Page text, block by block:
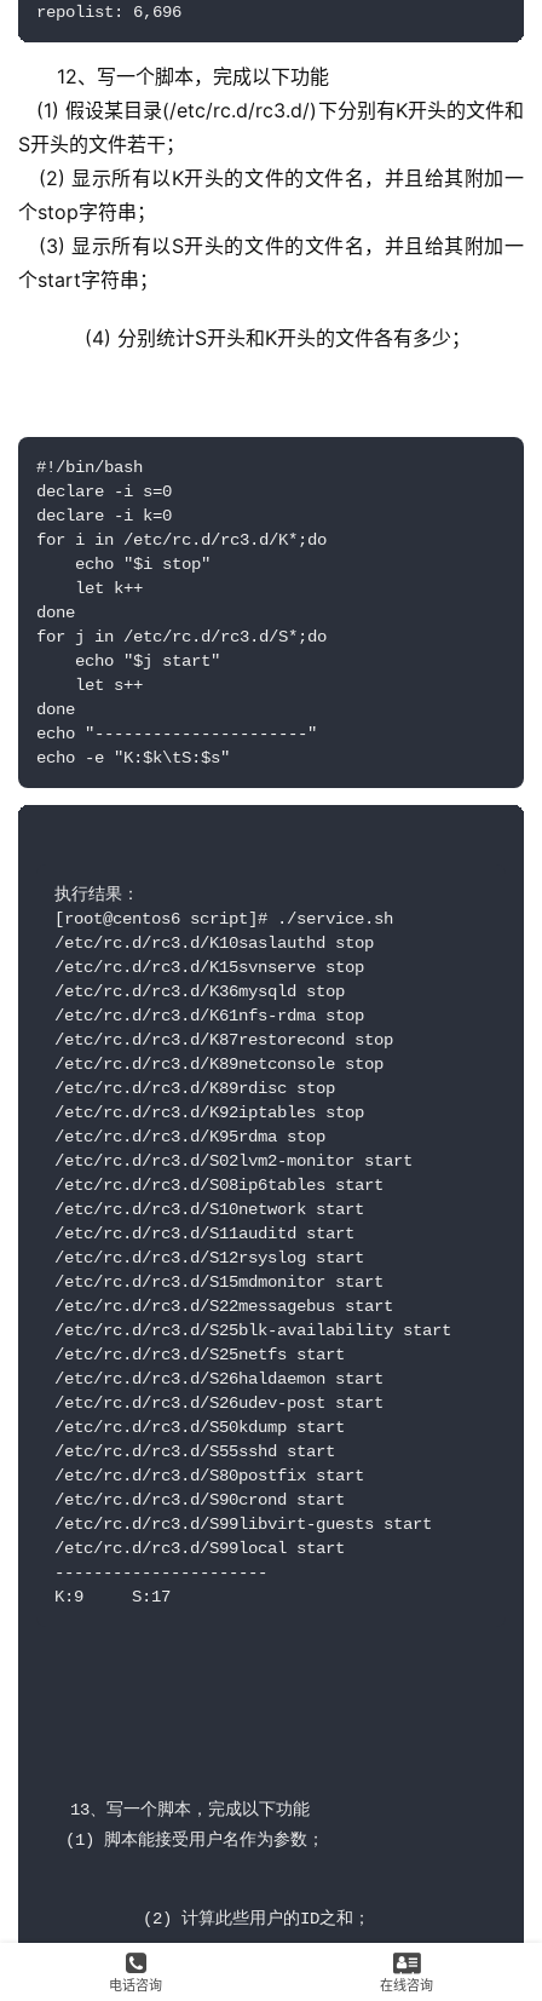
repolist: 6,696
12、写一个脚本，完成以下功能
(1) 假设某目录(/etc/rc.d/rc3.d/)下分别有K开头的文件和
S开头的文件若干；
(2) 显示所有以K开头的文件的文件名，并且给其附加一
个stop字符串；
(3) 显示所有以S开头的文件的文件名，并且给其附加一
个start字符串；
	   (4) 分别统计S开头和K开头的文件各有多少；
#!/bin/bash
declare -i s=0
declare -i k=0
for i in /etc/rc.d/rc3.d/K*;do
    echo "$i stop"
    let k++
done
for j in /etc/rc.d/rc3.d/S*;do
    echo "$j start"
    let s++
done
echo "----------------------"
echo -e "K:$k\tS:$s"
执行结果：
[root@centos6 script]# ./service.sh
/etc/rc.d/rc3.d/K10saslauthd stop
/etc/rc.d/rc3.d/K15svnserve stop
/etc/rc.d/rc3.d/K36mysqld stop
/etc/rc.d/rc3.d/K61nfs-rdma stop
/etc/rc.d/rc3.d/K87restorecond stop
/etc/rc.d/rc3.d/K89netconsole stop
/etc/rc.d/rc3.d/K89rdisc stop
/etc/rc.d/rc3.d/K92iptables stop
/etc/rc.d/rc3.d/K95rdma stop
/etc/rc.d/rc3.d/S02lvm2-monitor start
/etc/rc.d/rc3.d/S08ip6tables start
/etc/rc.d/rc3.d/S10network start
/etc/rc.d/rc3.d/S11auditd start
/etc/rc.d/rc3.d/S12rsyslog start
/etc/rc.d/rc3.d/S15mdmonitor start
/etc/rc.d/rc3.d/S22messagebus start
/etc/rc.d/rc3.d/S25blk-availability start
/etc/rc.d/rc3.d/S25netfs start
/etc/rc.d/rc3.d/S26haldaemon start
/etc/rc.d/rc3.d/S26udev-post start
/etc/rc.d/rc3.d/S50kdump start
/etc/rc.d/rc3.d/S55sshd start
/etc/rc.d/rc3.d/S80postfix start
/etc/rc.d/rc3.d/S90crond start
/etc/rc.d/rc3.d/S99libvirt-guests start
/etc/rc.d/rc3.d/S99local start
----------------------
K:9     S:17
13、写一个脚本，完成以下功能
(1) 脚本能接受用户名作为参数；
	   (2) 计算此些用户的ID之和；
电话咨询 在线咨询